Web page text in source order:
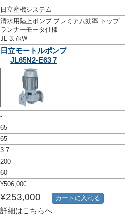
日立産機システム
清水用陸上ポンプ プレミアム効率 トップ
ランナーモータ仕様
JL 3.7kW
日立モートルポンプ
JL65N2-E63.7
-
65
65
3.7
200
60
¥506,000
¥253,000
詳細はこちらへ
カートに入れる